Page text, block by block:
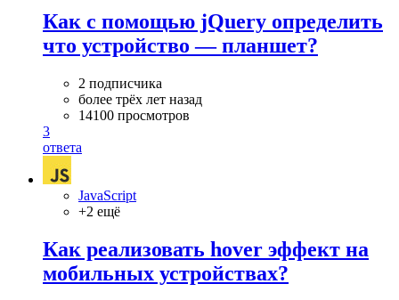
Как с помощью jQuery определить
что устройство — планшет?
2 подписчика
более трёх лет назад
14100 просмотров
3
ответа
JavaScript
+2 ещё
Как реализовать hover эффект на
мобильных устройствах?